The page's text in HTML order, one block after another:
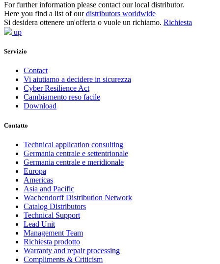
For further information please contact our local distributor.
Here you find a list of ourdistributors worldwide
Si desidera ottenere un'offerta o vuole un richiamo. Richiesta
up
Servizio
Contact
Vi aiutiamo a decidere in sicurezza
Cyber Resilience Act
Cambiamento reso facile
Download
Contatto
Technical application consulting
Germania centrale e settentrionale
Germania centrale e meridionale
Europa
Americas
Asia and Pacific
Wachendorff Distribution Network
Catalog Distributors
Technical Support
Lead Unit
Management Team
Richiesta prodotto
Warranty and repair processing
Compliments & Criticism